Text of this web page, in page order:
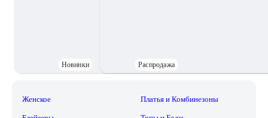
Новинки Распродажа
Женское Платья и Комбинезоны